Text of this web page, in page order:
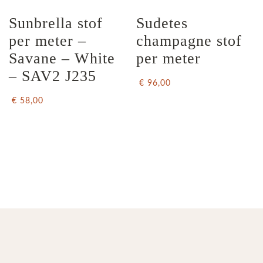
Sunbrella stof
per meter –
Savane – White
– SAV2 J235
€ 58,00
Sudetes
champagne stof
per meter
€ 96,00